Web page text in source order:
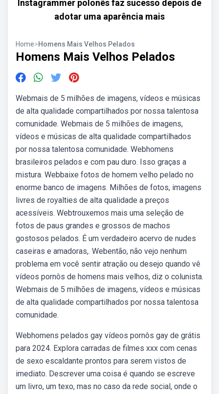
Instagrammer polonês faz sucesso depois de
adotar uma aparência mais
Home>Homens Mais Velhos Pelados
Homens Mais Velhos Pelados
Webmais de 5 milhões de imagens, vídeos e músicas
de alta qualidade compartilhados por nossa talentosa
comunidade. Webmais de 5 milhões de imagens,
vídeos e músicas de alta qualidade compartilhados
por nossa talentosa comunidade. Webhomens
brasileiros pelados e com pau duro. Isso graças a
mistura. Webbaixe fotos de homem velho pelado no
enorme banco de imagens. Milhões de fotos, imagens
livres de royalties de alta qualidade a preços
acessíveis. Webtrouxemos mais uma seleção de
fotos de paus grandes e grossos de machos
gostosos pelados. É um verdadeiro acervo de nudes
caseiras e amadoras,. Webentão, não vejo nenhum
problema em você sentir atração ou desejo quando vê
vídeos pornôs de homens mais velhos, diz o colunista.
Webmais de 5 milhões de imagens, vídeos e músicas
de alta qualidade compartilhados por nossa talentosa
comunidade.
Webhomens pelados gay vídeos pornôs gay de grátis
para 2024. Explora carradas de filmes xxx com cenas
de sexo escaldante prontos para serem vistos de
imediato. Descrever uma coisa é quando se escreve
um livro, um texo, mas no caso da rede social, onde o